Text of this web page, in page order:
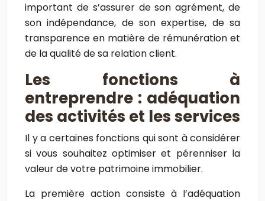
important de s’assurer de son agrément, de
son indépendance, de son expertise, de sa
transparence en matière de rémunération et
de la qualité de sa relation client.
Les fonctions à
entreprendre : adéquation
des activités et les services
Il y a certaines fonctions qui sont à considérer
si vous souhaitez optimiser et pérenniser la
valeur de votre patrimoine immobilier.
La première action consiste à l’adéquation